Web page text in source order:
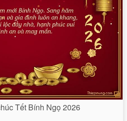
Tết Bính Ngọ 2026